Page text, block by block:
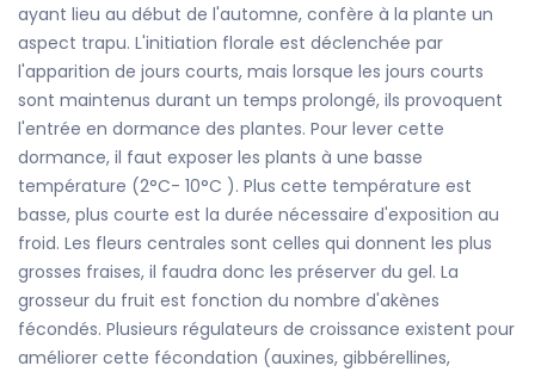
ayant lieu au début de l'automne, confère à la plante un
aspect trapu. L'initiation florale est déclenchée par
l'apparition de jours courts, mais lorsque les jours courts
sont maintenus durant un temps prolongé, ils provoquent
l'entrée en dormance des plantes. Pour lever cette
dormance, il faut exposer les plants à une basse
température (2°C- 10°C ). Plus cette température est
basse, plus courte est la durée nécessaire d'exposition au
froid. Les fleurs centrales sont celles qui donnent les plus
grosses fraises, il faudra donc les préserver du gel. La
grosseur du fruit est fonction du nombre d'akènes
fécondés. Plusieurs régulateurs de croissance existent pour
améliorer cette fécondation (auxines, gibbérellines,